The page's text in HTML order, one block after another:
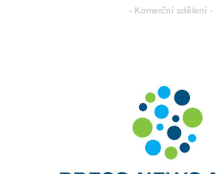
- Komerční sdělení -